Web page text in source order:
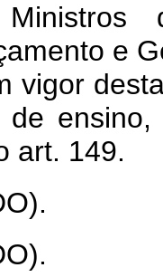
e
vigor
de
art. 149.